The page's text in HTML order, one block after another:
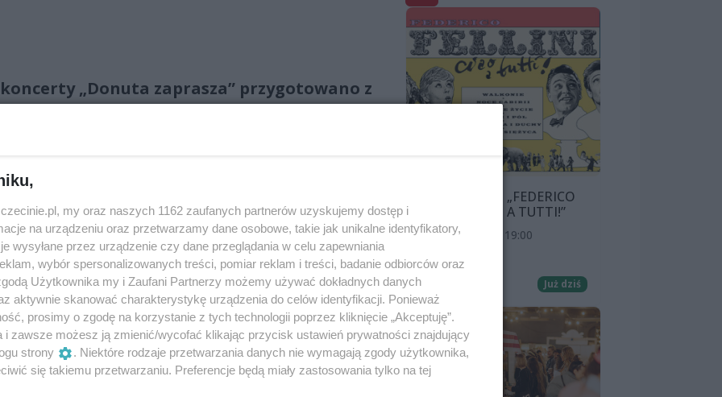
„Donuta zaprasza” przygotowano z
i seniorach. W wybrane poniedziałkowe
do sali kameralnej, aby wspólnie
na żywo przez szczecińskich
zarówno przez młodszych, jak i starszych, odkrywanie
i wiedza, które przemycają nasi prowadzący – wszystko
nabierają wyjątkowego charakteru i na długo
otwieramy szeroko nasze drzwi nie tylko dla
także dla indywidualnych gości. Z babcią i dziadkiem, z
PRZEGLĄD „FEDERICO
FELLINI: CIAO A TUTTI!”
8 sierpnia 2026, 19:00
Kino Pionier
Już dziś
my oraz naszych 1162 zaufanych partnerów uzyskujemy dostęp i
na urządzeniu oraz przetwarzamy dane osobowe, takie jak unikalne identyfikatory,
wysyłane przez urządzenie czy dane przeglądania w celu zapewniania
wybór spersonalizowanych treści, pomiar reklam i treści, badanie odbiorców oraz
Użytkownika my i Zaufani Partnerzy możemy używać dokładnych danych
aktywnie skanować charakterystykę urządzenia do celów identyfikacji. Ponieważ
prosimy o zgodę na korzystanie z tych technologii poprzez kliknięcie „Akceptuję”.
i zawsze możesz ją zmienić/wycofać klikając przycisk ustawień prywatności znajdujący
strony
. Niektóre rodzaje przetwarzania danych nie wymagają zgody użytkownika,
się takiemu przetwarzaniu. Preferencje będą miały zastosowania tylko na tej